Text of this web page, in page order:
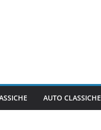
AUTO CLASSICHE